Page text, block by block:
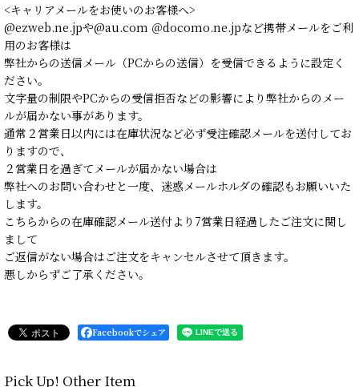
<キャリアメールをお使いのお客様へ>
@ezweb.ne.jpや@au.com ＠docomo.ne.jpなど携帯メールをご利
用のお客様は
弊社からの送信メール（PCからの送信）を受信できるように設定く
ださい。
文字量の制限やPCからの受信拒否などの影響により弊社からのメー
ルが届かない事があります。
通常２営業日以内には在庫状況など必ず受注確認メールを送付してお
りますので、
２営業日を過ぎてメールが届かない場合は
弊社へのお問い合わせと一度、迷惑メールホルダの確認もお願いいた
します。
こちらからの在庫確認メール送付より7営業日経過したご注文に関し
まして
ご返信がない場合はご注文をキャンセルさせて頂きます。
悪しからずご了承ください。
Facebookでシェア
Pick Up! Other Item